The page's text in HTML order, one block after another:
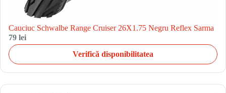
Cauciuc Schwalbe Range Cruiser 26X1.75 Negru Reflex Sarma
79 lei
Verifică disponibilitatea